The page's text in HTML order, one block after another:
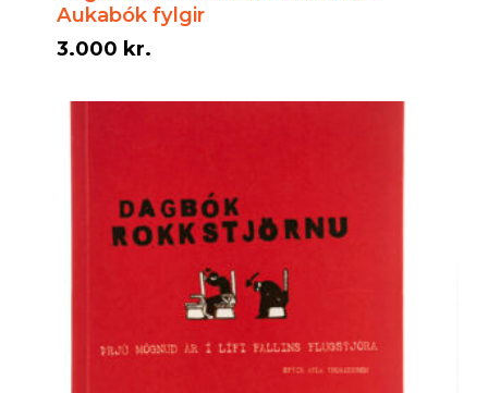
Aukabók fylgir
3.000 kr.